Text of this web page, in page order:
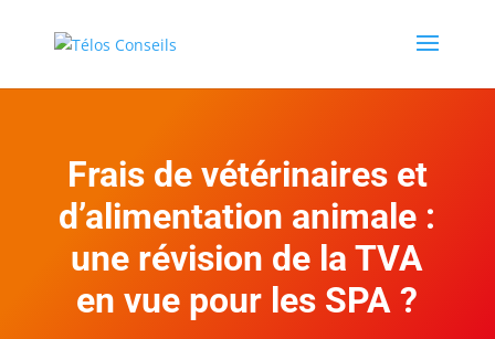
Frais de vétérinaires et
d’alimentation animale :
une révision de la TVA
en vue pour les SPA ?